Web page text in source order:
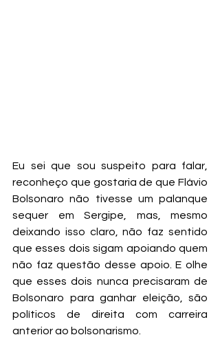
Eu sei que sou suspeito para falar,
reconheço que gostaria de que Flávio
Bolsonaro não tivesse um palanque
sequer em Sergipe, mas, mesmo
deixando isso claro, não faz sentido
que esses dois sigam apoiando quem
não faz questão desse apoio. E olhe
que esses dois nunca precisaram de
Bolsonaro para ganhar eleição, são
políticos de direita com carreira
anterior ao bolsonarismo.